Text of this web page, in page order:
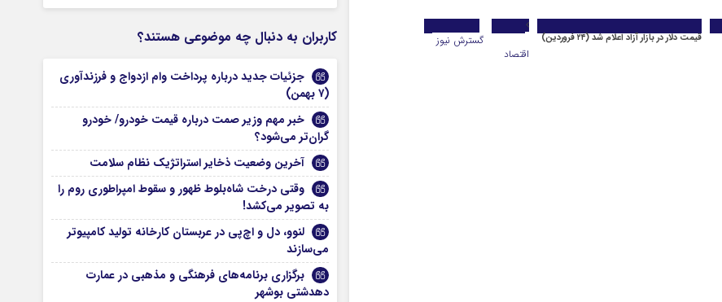
گسترش نیوز
اقتصاد
قیمت دلار در بازار آزاد اعلام شد (۲۴ فروردین) کاربران به دنبال چه موضوعی هستند؟
جزئیات جدید درباره پرداخت وام ازدواج و فرزندآوری
(۷ بهمن)
خبر مهم وزیر صمت درباره قیمت خودرو/ خودرو
گران‌تر می‌شود؟
آخرین وضعیت ذخایر استراتژیک نظام سلامت
وقتی درخت شاه‌بلوط ظهور و سقوط امپراطوری روم را
به تصویر می‌کشد!
لنوو، دل و اچ‌پی در عربستان کارخانه تولید کامپیوتر
می‌سازند
برگزاری برنامه‌های فرهنگی و مذهبی در عمارت
دهدشتی بوشهر